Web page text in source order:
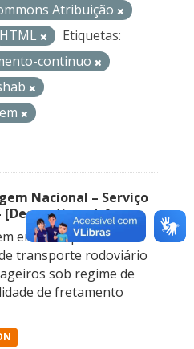
Atribuição
HTML
Etiquetas:
continuo
Nacional – Serviço
[Descontinuado]
emitidas para a
transporte rodoviário
sob regime de
de fretamento